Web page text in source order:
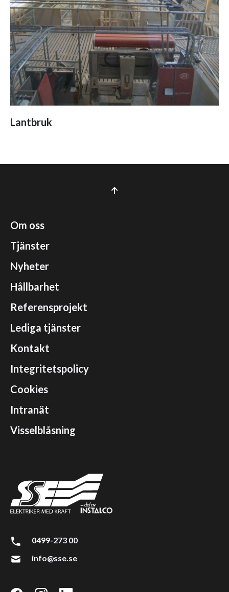
Lantbruk
0499-273 00
info@sse.se
Om oss
Tjänster
Nyheter
Hållbarhet
Referensprojekt
Lediga tjänster
Kontakt
Integritetspolicy
Cookies
Intranät
Visselblåsning